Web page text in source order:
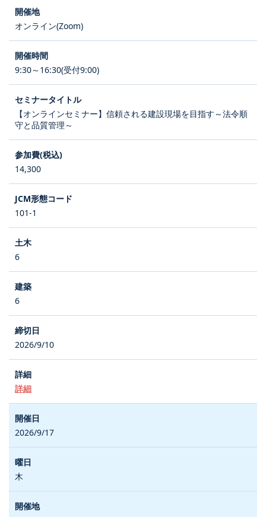
オンライン(Zoom)
9:30～16:30(受付9:00)
【オンラインセミナー】信頼される建設現場を目指す～法令順
守と品質管理～
14,300
101-1
6
6
2026/9/10
詳細
2026/9/17
木